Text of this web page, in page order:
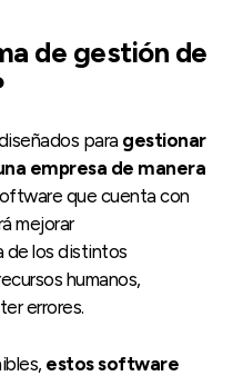
de gestión de
para gestionar
empresa de manera
que cuenta con
mejorar
de los distintos
humanos,
errores.
estos software